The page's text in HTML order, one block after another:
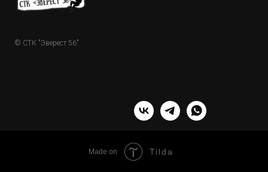
© СТК "Эверест 56"
Made on Tilda